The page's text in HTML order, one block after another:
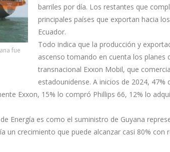
fue
barriles por día. Los restantes que
principales países que exportan hacia
Ecuador.
Todo indica que la producción y
ascenso tomando en cuenta los planes
transnacional Exxon Mobil, que
estadounidense. A inicios de 2024, 47%
Exxon, 15% lo compró Phillips 66, 12% lo
Energía es como el suministro de Guyana
un crecimiento que puede alcanzar casi 80% con